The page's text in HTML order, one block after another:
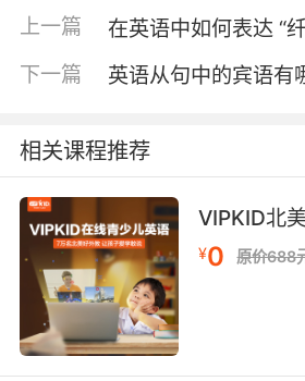
肢体语言到表情的细微变化
下。比如在《猫》这部经典音
演员们通过极具特色的舞蹈动
泼俏皮的“小猫杰米玛”，都
印象。而且，导演还要协调
舞美等各个部门之间的工作，
配合、相得益彰，形成一个有
二、演员：英语音乐剧的魅力诠
演员在英语音乐剧中起着直
上一篇 在英语中如何表达 “纤
下一篇 英语从句中的宾语有
相关课程推荐
VIPKID北
¥0 原价688